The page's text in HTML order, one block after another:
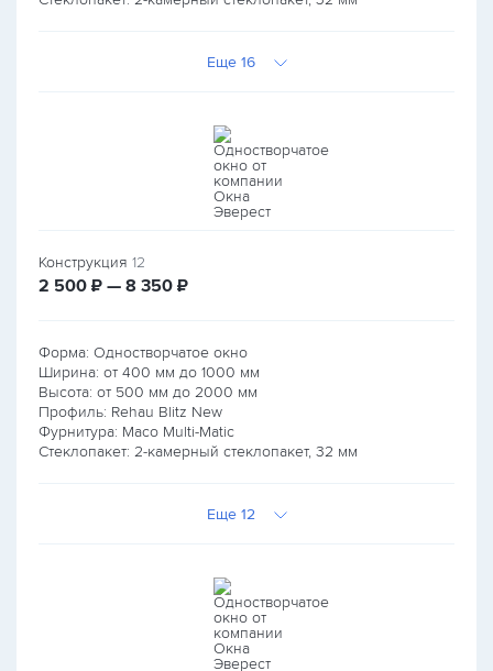
Еще 16
Конструкция 12
2 500 руб.
₽ — 8 350 руб.
₽
Форма: Одностворчатое окно
Ширина: от 400 мм до 1000 мм
Высота: от 500 мм до 2000 мм
Профиль: Rehau Blitz New
Фурнитура: Maco Multi-Matic
Стеклопакет: 2-камерный стеклопакет, 32 мм
Еще 12